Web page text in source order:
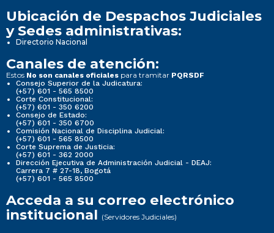
Ubicación de Despachos Judiciales
y Sedes administrativas:
Directorio Nacional
Canales de atención:
Estos No son canales oficiales para tramitar PQRSDF
Consejo Superior de la Judicatura:
(+57) 601 - 565 8500
Corte Constitucional:
(+57) 601 - 350 6200
Consejo de Estado:
(+57) 601 - 350 6700
Comisión Nacional de Disciplina Judicial:
(+57) 601 - 565 8500
Corte Suprema de Justicia:
(+57) 601 - 362 2000
Dirección Ejecutiva de Administración Judicial - DEAJ:
Carrera 7 # 27-18, Bogotá
(+57) 601 - 565 8500
Acceda a su correo electrónico
institucional (Servidores Judiciales)